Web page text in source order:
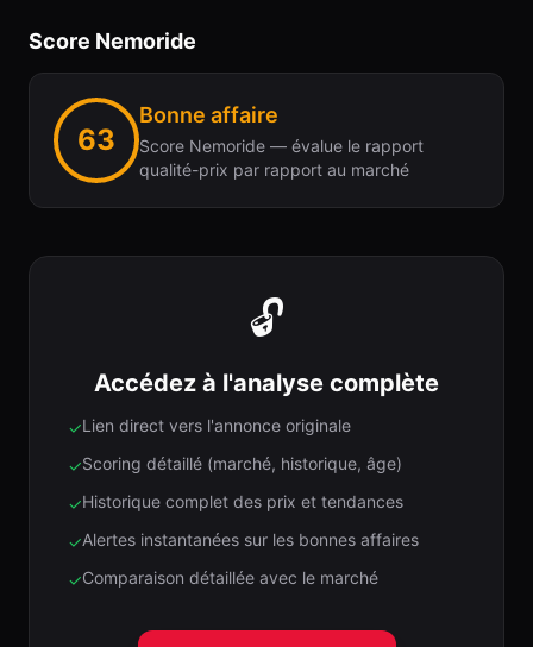
Score Nemoride
63
Bonne affaire
Score Nemoride — évalue le rapport
qualité-prix par rapport au marché
🔓
Accédez à l'analyse complète
✓Lien direct vers l'annonce originale
✓Scoring détaillé (marché, historique, âge)
✓Historique complet des prix et tendances
✓Alertes instantanées sur les bonnes affaires
✓Comparaison détaillée avec le marché